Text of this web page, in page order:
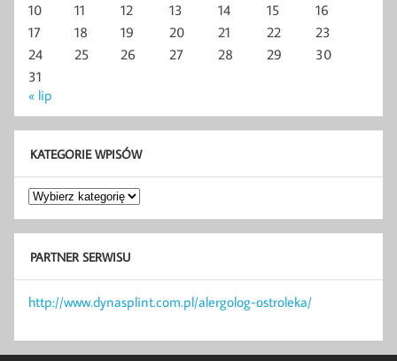
10
11 12 13 14 15
16
17
18 19 20 21 22
23
24
25 26 27 28 29
30
31
« lip
KATEGORIE WPISÓW
Kategorie
wpisów
PARTNER SERWISU
http://www.dynasplint.com.pl/alergolog-ostroleka/